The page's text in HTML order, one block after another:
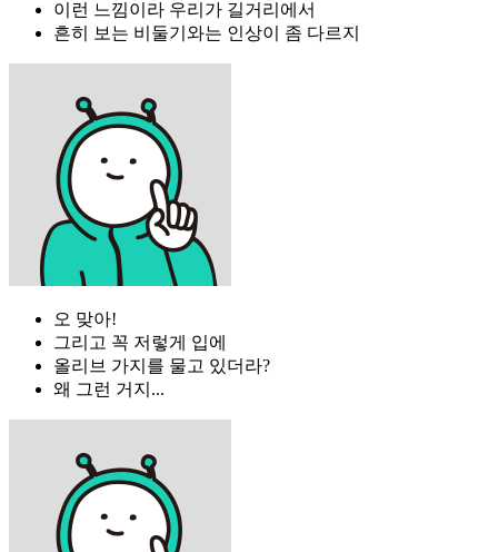
이런 느낌이라 우리가 길거리에서
흔히 보는 비둘기와는 인상이 좀 다르지
오 맞아!
그리고 꼭 저렇게 입에
올리브 가지를 물고 있더라?
왜 그런 거지...